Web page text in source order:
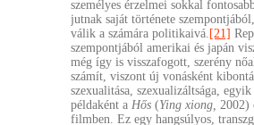
személyes érzelmei sokkal
jutnak saját története
válik a számára politikaivá. [21]
szempontjából amerikai és japán
még így is visszafogott, szerény
számít, viszont új vonásként
szexualitása, szexualizáltsága, egyik
példaként a Hős (Ying xiong, 2002)
filmben. Ez egy hangsúlyos,